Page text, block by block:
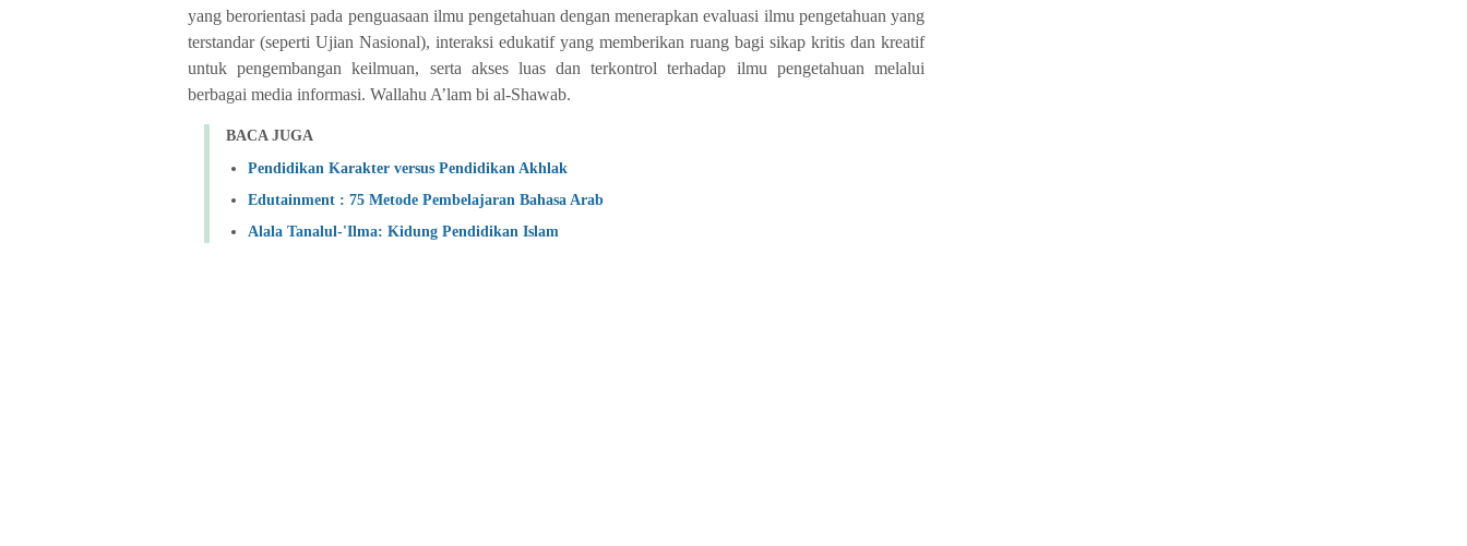
yang berorientasi pada penguasaan ilmu pengetahuan dengan menerapkan evaluasi ilmu pengetahuan yang
terstandar (seperti Ujian Nasional), interaksi edukatif yang memberikan ruang bagi sikap kritis dan kreatif
untuk pengembangan keilmuan, serta akses luas dan terkontrol terhadap ilmu pengetahuan melalui
berbagai media informasi. Wallahu A’lam bi al-Shawab.
BACA JUGA
Pendidikan Karakter versus Pendidikan Akhlak
Edutainment : 75 Metode Pembelajaran Bahasa Arab
Alala Tanalul-'Ilma: Kidung Pendidikan Islam